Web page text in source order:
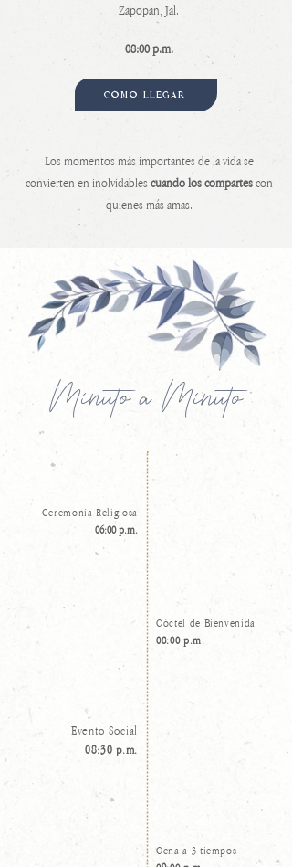
Zapopan, Jal.
08:00 p.m.
CÓMO LLEGAR
Los momentos más importantes de la vida se
convierten en inolvidablescuando los compartescon
quienes más amas.
Minuto a Minuto
Ceremonia Religiosa
06:00 p.m.
Cóctel de Bienvenida
08:00 p.m.
Evento Social
08:30 p.m.
Cena a 3 tiempos